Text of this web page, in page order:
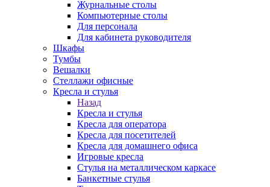
Журнальные столы
Компьютерные столы
Для персонала
Для кабинета руководителя
Шкафы
Тумбы
Вешалки
Стеллажи офисные
Кресла и стулья
Назад
Кресла и стулья
Кресла для оператора
Кресла для посетителей
Кресла для домашнего офиса
Игровые кресла
Стулья на металлическом каркасе
Банкетные стулья